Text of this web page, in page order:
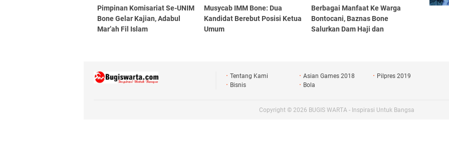
Pimpinan Komisariat Se-UNIM
Bone Gelar Kajian, Adabul
Mar’ah Fil Islam
Musycab IMM Bone: Dua
Kandidat Berebut Posisi Ketua
Umum
Berbagai Manfaat Ke Warga
Bontocani, Baznas Bone
Salurkan Dam Haji dan
Tentang Kami Asian Games 2018
Pilpres 2019
Bisnis
Bola
Copyright © 2026 BUGIS WARTA - Inspirasi Untuk Bangsa